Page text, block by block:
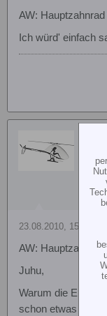
AW:
Ich würd' einfach
23.08.2010, 15:17
AW: Hauptzahnrad
Juhu,
Warum die Eile?
schon etwas Zeit